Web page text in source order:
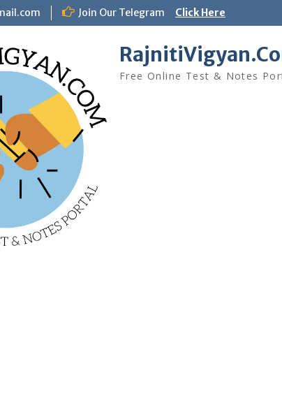
Join Our Telegram Click Here
Free Online Test & Notes